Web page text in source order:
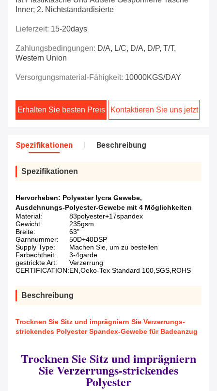
Inner; 2. Nichtstandardisierte
Lieferzeit: 15-20days
Zahlungsbedingungen: D/A, L/C, D/A, D/P, T/T,
Western Union
Versorgungsmaterial-Fähigkeit: 10000KGS/DAY
Erhalten Sie besten Preis Kontaktieren Sie uns jetzt
Spezifikationen Beschreibung
Spezifikationen
Hervorheben: Polyester lycra Gewebe,
Ausdehnungs-Polyester-Gewebe mit 4 Möglichkeiten
Material:
83polyester+17spandex
Gewicht:
235gsm
Breite:
63"
Garnnummer:
50D+40DSP
Supply Type:
Machen Sie, um zu bestellen
Farbechtheit:
3-4garde
gestrickte Art:
Verzerrung
CERTIFICATION:EN,Oeko-Tex Standard 100,SGS,ROHS
Beschreibung
Trocknen Sie Sitz und imprägniern Sie Verzerrungs-
strickendes Polyester Spandex-Gewebe für Badeanzug
Trocknen Sie Sitz und imprägniern
Sie Verzerrungs-strickendes
Polyester